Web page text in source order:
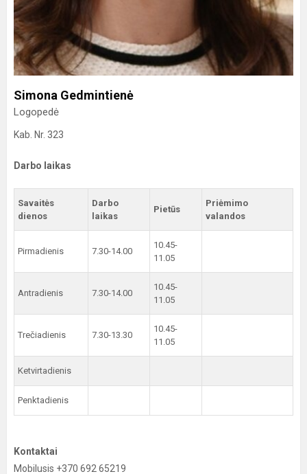
Simona Gedmintienė
Logopedė
Kab. Nr. 323
Darbo laikas
Savaitės
dienos
Darbo
laikas
Pietūs
Priėmimo
valandos
Pirmadienis 7.30-14.00
10.45-
11.05
Antradienis 7.30-14.00
10.45-
11.05
Trečiadienis 7.30-13.30
10.45-
11.05
Ketvirtadienis
Penktadienis
Kontaktai
Mobilusis +370 692 65219